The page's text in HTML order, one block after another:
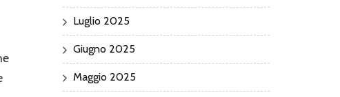
Luglio 2025
Giugno 2025
Maggio 2025